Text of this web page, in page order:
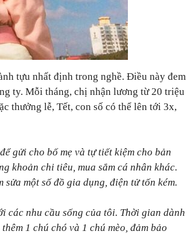
tựu nhất định trong nghề. Điều này đem
ty. Mỗi tháng, chị nhận lương từ 20 triệu
thưởng lễ, Tết, con số có thể lên tới 3x,
gửi cho bố mẹ và tự tiết kiệm cho bản
khoản chi tiêu, mua sắm cá nhân khác.
một số đồ gia dụng, điện tử tốn kém.
các nhu cầu sống của tôi. Thời gian dành
1 chú chó và 1 chú mèo, đảm bảo